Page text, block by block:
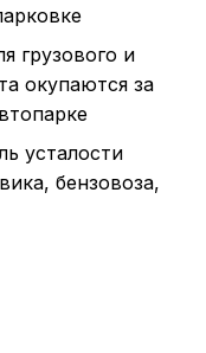
грузового и
окупаются за
усталости
бензовоза,